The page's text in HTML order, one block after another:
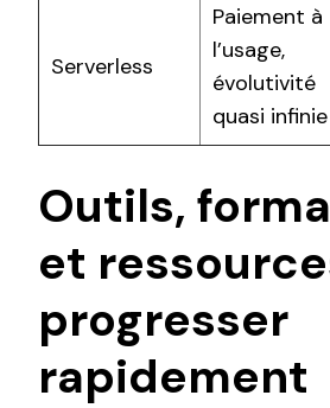
Serverless
Paiement à
l’usage,
évolutivité
quasi infinie
Outils,
et
progresser
rapidement